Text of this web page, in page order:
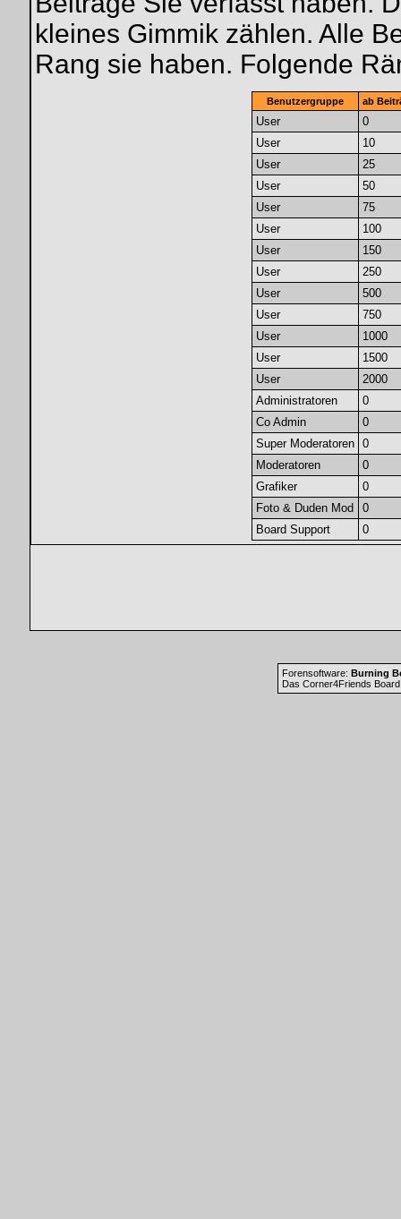
kleines Gimmik zählen. Alle
Rang sie haben. Folgende
Benutzergruppe ab
User
0
User
10
User
25
User
50
User
75
User
100
User
150
User
250
User
500
User
750
User
1000
User
1500
User
2000
Administratoren
0
Co Admin
0
Super Moderatoren 0
Moderatoren
0
Grafiker
0
Foto & Duden Mod
0
Board Support
0
Forensoftware: Burning
Das Corner4Friends